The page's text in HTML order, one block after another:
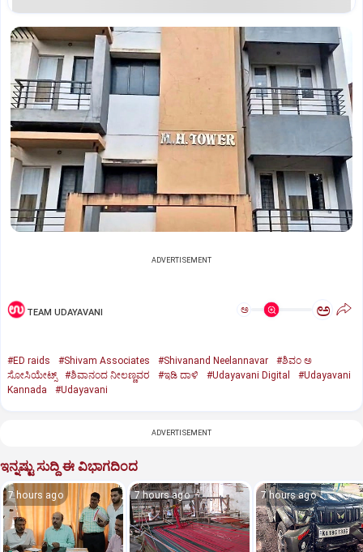
ADVERTISEMENT
TEAM UDAYAVANI ಅ ಅ
#ED raids #Shivam Associates #Shivanand Neelannavar
#ಶಿವಂ ಅ
ಸೋಸಿಯೇಟ್ಸ್
#ಶಿವಾನಂದ ನೀಲಣ್ಣವರ #ಇಡಿ ದಾಳಿ #Udayavani Digital
#Udayavani
Kannada
#Udayavani
ADVERTISEMENT
ಇನ್ನಷ್ಟು ಸುದ್ದಿ ಈ ವಿಭಾಗದಿಂದ
7 hours ago 7 hours ago 7 hours ago